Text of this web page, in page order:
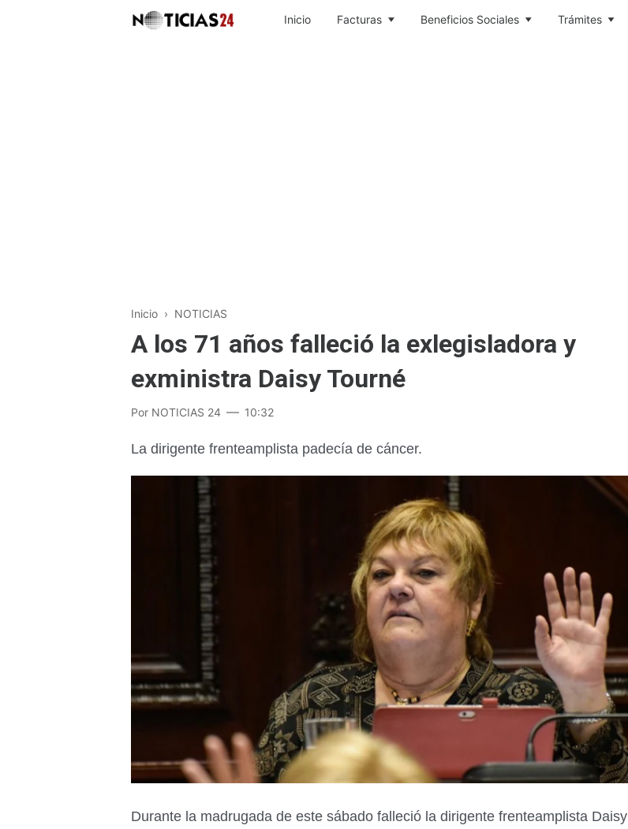
Inicio Facturas Beneficios Sociales Trámites
Inicio › NOTICIAS
A los 71 años falleció la exlegisladora y
exministra Daisy Tourné
Por NOTICIAS 24 10:32
La dirigente frenteamplista padecía de cáncer.
Durante la madrugada de este sábado falleció la dirigente frenteamplista Daisy